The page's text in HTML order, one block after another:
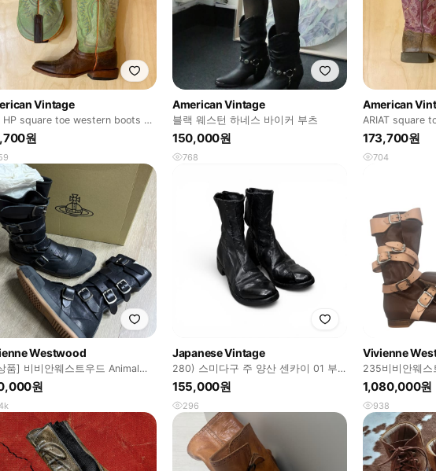
Vintage
square toe western boots 스
웨스턴
원
American Vintage
블랙 웨스턴 하네스 바이커 부츠
150,000원
768
American
ARIAT square
어토 웨스턴
173,700원
704
Westwood
품] 비비안웨스트우드 Animal
부츠원
Japanese Vintage
280) 스미다구 주 양산 센카이 01 부
츠
155,000원
296
Vivienne
235비비안웨스
1,080,000원
938